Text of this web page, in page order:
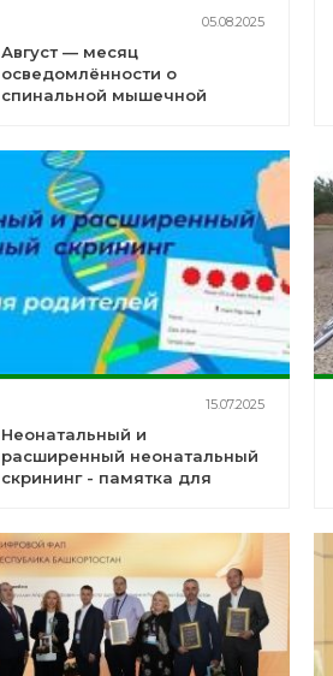
05.08.2025
Август — месяц
осведомлённости о
спинальной мышечной
15.07.2025
Неонатальный и
расширенный неонатальный
скрининг - памятка для